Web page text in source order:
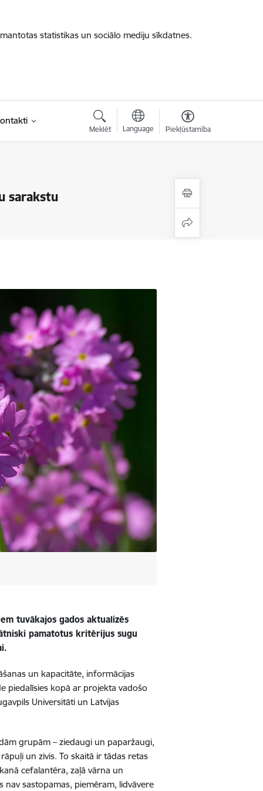
statistikas un sociālo mediju sīkdatnes.
Meklēt Language Piekļūstamība
sarakstu
tuvākajos gados aktualizēs
pamatotus kritērijus sugu
un kapacitāte, informācijas
piedalīsies kopā ar projekta vadošo
Universitāti un Latvijas
grupām – ziedaugi un paparžaugi,
un zivis. To skaitā ir tādas retas
cefalantēra, zaļā vārna un
nav sastopamas, piemēram, lidvāvere